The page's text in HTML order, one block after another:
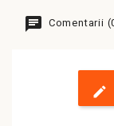
Comentarii